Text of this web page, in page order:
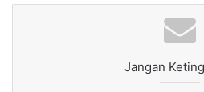
Jangan